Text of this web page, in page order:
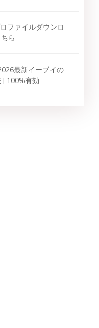
ファイルダウンロ
ら
最新イーブイの
| 100%有効